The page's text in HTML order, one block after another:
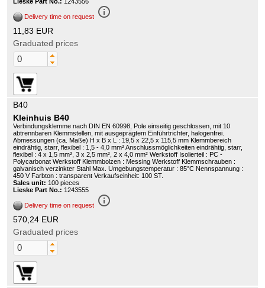
Delivery time on request info_outline
11,83 EUR
Graduated prices
B40
Kleinhuis B40
Verbindungsklemme nach DIN EN 60998, Pole einseitig geschlossen, mit 10
abtrennbaren Klemmstellen, mit ausgeprägtem Einführtrichter, halogenfrei.
Abmessungen (ca. Maße) H x B x L : 19,5 x 22,5 x 115,5 mm Klemmbereich
eindrähtig, starr, flexibel : 1,5 - 4,0 mm² Anschlussmöglichkeiten eindrähtig, starr,
flexibel : 4 x 1,5 mm², 3 x 2,5 mm², 2 x 4,0 mm² Werkstoff Isolierteil : PC -
Polycarbonat Werkstoff Klemmbolzen : Messing Werkstoff Klemmschrauben :
galvanisch verzinkter Stahl Max. Umgebungstemperatur : 85°C Nennspannung :
450 V Farbton : transparent Verkaufseinheit: 100 ST.
Sales unit: 100 pieces
Lieske Part No.: 1243555
Delivery time on request info_outline
570,24 EUR
Graduated prices